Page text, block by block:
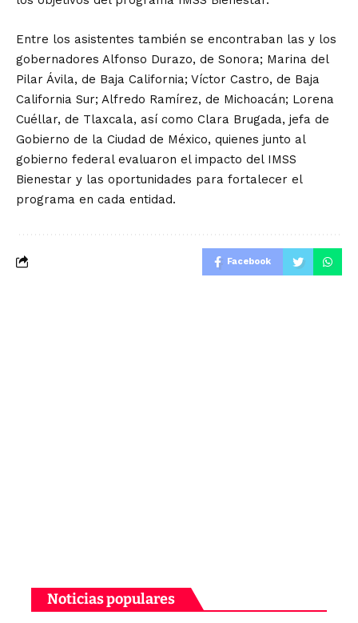
Entre los asistentes también se encontraban las y los
gobernadores Alfonso Durazo, de Sonora; Marina del
Pilar Ávila, de Baja California; Víctor Castro, de Baja
California Sur; Alfredo Ramírez, de Michoacán; Lorena
Cuéllar, de Tlaxcala, así como Clara Brugada, jefa de
Gobierno de la Ciudad de México, quienes junto al
gobierno federal evaluaron el impacto del IMSS
Bienestar y las oportunidades para fortalecer el
programa en cada entidad.
Facebook
Noticias populares